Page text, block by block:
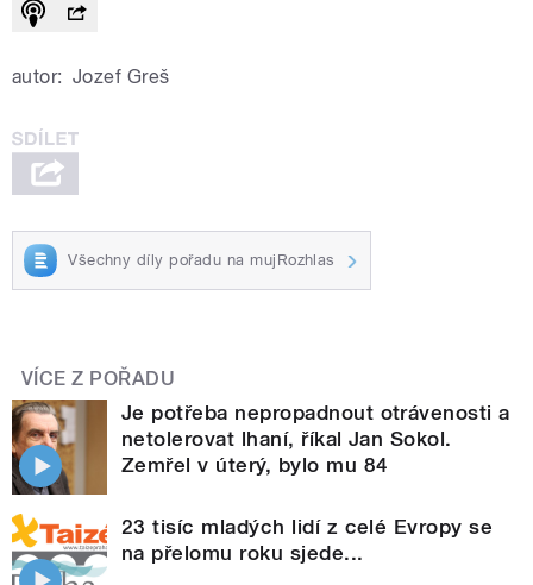
autor: Jozef Greš
Všechny díly pořadu na mujRozhlas
VÍCE Z POŘADU
Je potřeba nepropadnout otrávenosti a
netolerovat lhaní, říkal Jan Sokol.
Zemřel v úterý, bylo mu 84
23 tisíc mladých lidí z celé Evropy se
na přelomu roku sjede...